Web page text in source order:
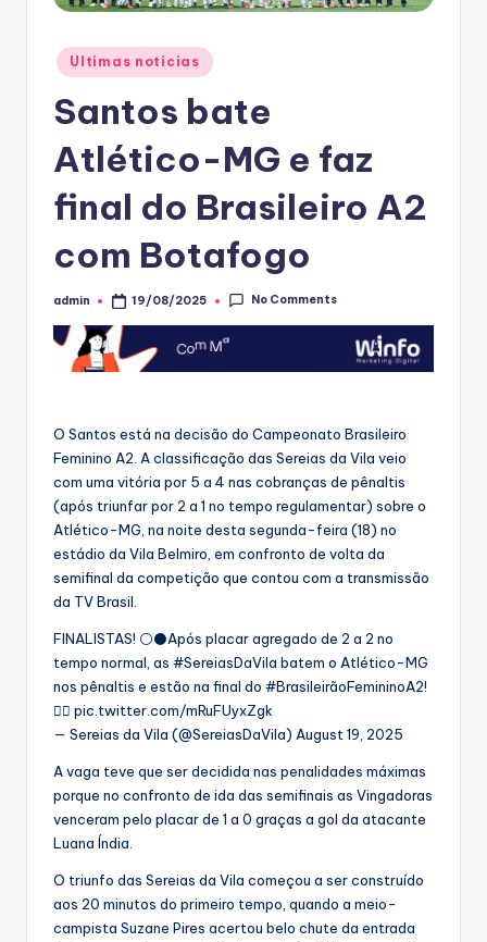
Posted
in
Ultimas noticias
Santos bate
Atlético-MG e faz
final do Brasileiro A2
com Botafogo
Posted
admin 19/08/2025 No Comments
O Santos está na decisão do Campeonato Brasileiro
Feminino A2. A classificação das Sereias da Vila veio
com uma vitória por 5 a 4 nas cobranças de pênaltis
(após triunfar por 2 a 1 no tempo regulamentar) sobre o
Atlético-MG, na noite desta segunda-feira (18) no
estádio da Vila Belmiro, em confronto de volta da
semifinal da competição que contou com a transmissão
da TV Brasil.
FINALISTAS! ⚪️⚫️Após placar agregado de 2 a 2 no
tempo normal, as #SereiasDaVila batem o Atlético-MG
nos pênaltis e estão na final do #BrasileirãoFemininoA2!
🧜‍♀️ pic.twitter.com/mRuFUyxZgk
— Sereias da Vila (@SereiasDaVila) August 19, 2025
A vaga teve que ser decidida nas penalidades máximas
porque no confronto de ida das semifinais as Vingadoras
venceram pelo placar de 1 a 0 graças a gol da atacante
Luana Índia.
O triunfo das Sereias da Vila começou a ser construído
aos 20 minutos do primeiro tempo, quando a meio-
campista Suzane Pires acertou belo chute da entrada